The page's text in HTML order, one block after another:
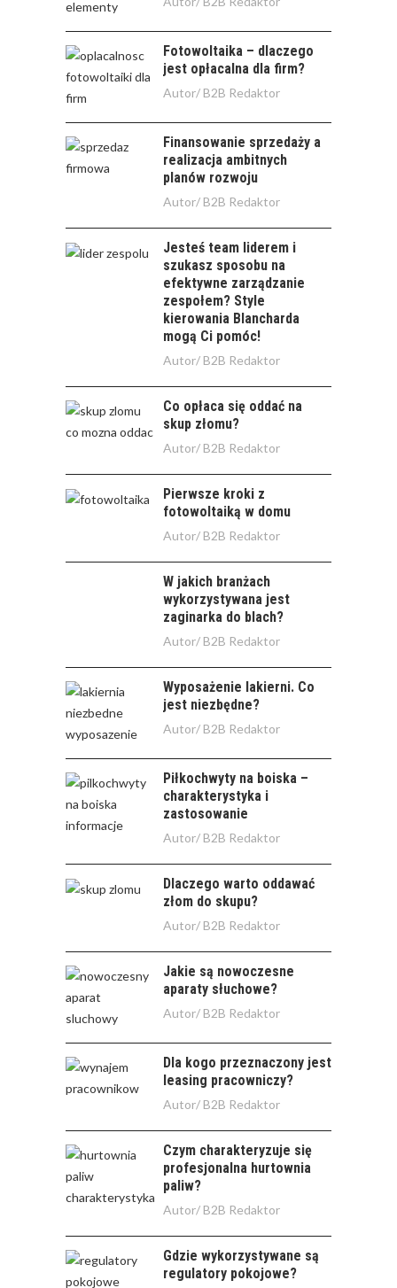
Fotowoltaika – dlaczego
jest opłacalna dla firm?
Autor/ B2B Redaktor
Finansowanie sprzedaży a
realizacja ambitnych
planów rozwoju
Autor/ B2B Redaktor
Jesteś team liderem i
szukasz sposobu na
efektywne zarządzanie
zespołem? Style
kierowania Blancharda
mogą Ci pomóc!
Autor/ B2B Redaktor
Co opłaca się oddać na
skup złomu?
Autor/ B2B Redaktor
Pierwsze kroki z
fotowoltaiką w domu
Autor/ B2B Redaktor
W jakich branżach
wykorzystywana jest
zaginarka do blach?
Autor/ B2B Redaktor
Wyposażenie lakierni. Co
jest niezbędne?
Autor/ B2B Redaktor
Piłkochwyty na boiska –
charakterystyka i
zastosowanie
Autor/ B2B Redaktor
Dlaczego warto oddawać
złom do skupu?
Autor/ B2B Redaktor
Jakie są nowoczesne
aparaty słuchowe?
Autor/ B2B Redaktor
Dla kogo przeznaczony jest
leasing pracowniczy?
Autor/ B2B Redaktor
Czym charakteryzuje się
profesjonalna hurtownia
paliw?
Autor/ B2B Redaktor
Gdzie wykorzystywane są
regulatory pokojowe?